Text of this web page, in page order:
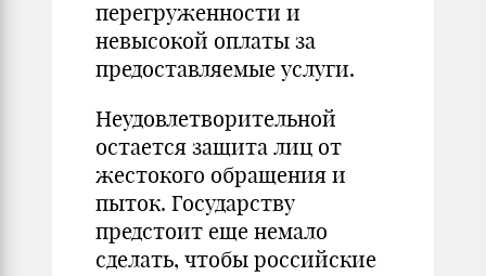
перегруженности и
невысокой оплаты за
предоставляемые услуги.
Неудовлетворительной
остается защита лиц от
жестокого обращения и
пыток. Государству
предстоит еще немало
сделать, чтобы российские